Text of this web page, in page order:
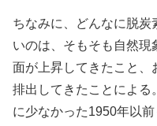
ちなみに、どんなに脱炭
いのは、そもそも自然
面が上昇してきたこと、
排出してきたことによる
に少なかった1950年以